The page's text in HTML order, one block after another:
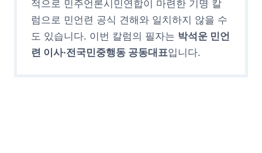
적으로 민주언론시민연합이 마련한 기명 칼
럼으로 민언련 공식 견해와 일치하지 않을 수
도 있습니다. 이번 칼럼의 필자는 박석운 민언
련 이사·전국민중행동 공동대표입니다.